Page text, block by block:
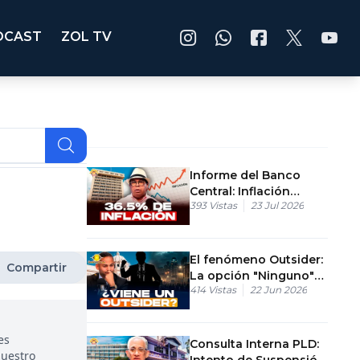
ZOL TV
Compartir
Informe del Banco
Central: Inflación
acumulada alcanza el
393 Vistas 23 Jul 2026
El fenómeno Outsider:
La opción "Ninguno"
alcanza el 25% en las
414 Vistas 22 Jun 2026
Consulta Interna PLD: